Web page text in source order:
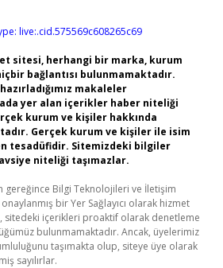
live:.cid.575569c608265c69
sitesi, herhangi bir marka, kurum
bağlantısı bulunmamaktadır.
makaleler
yer alan içerikler haber niteliği
kurum ve kişiler hakkında
Gerçek kurum ve kişiler ile isim
tesadüfidir. Sitemizdeki bilgiler
niteliği taşımazlar.
gereğince Bilgi Teknolojileri ve İletişim
bir Yer Sağlayıcı olarak hizmet
sitedeki içerikleri proaktif olarak denetleme
bulunmamaktadır. Ancak, üyelerimiz
taşımakta olup, siteye üye olarak
sayılırlar.